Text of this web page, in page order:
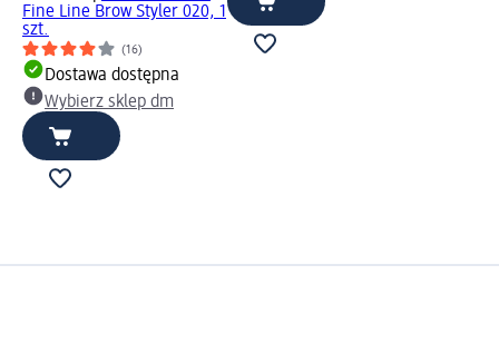
Fine Line Brow Styler 020, 1
szt.
(16)
Dostawa dostępna
Wybierz sklep dm